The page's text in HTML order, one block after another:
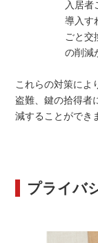
入居者
導入す
ごと交
の削減
これらの対策によ
盗難、鍵の拾得者
減することができ
プライバ